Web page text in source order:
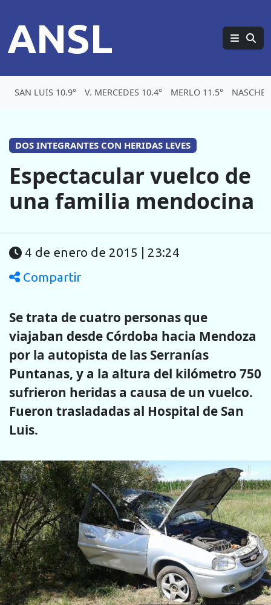
ANSL
SAN LUIS 10.9° V. MERCEDES 10.4° MERLO 11.5°
DOS INTEGRANTES CON HERIDAS LEVES
Espectacular vuelco de
una familia mendocina
4 de enero de 2015 | 23:24
Compartir
Se trata de cuatro personas que
viajaban desde Córdoba hacia Mendoza
por la autopista de las Serranías
Puntanas, y a la altura del kilómetro 750
sufrieron heridas a causa de un vuelco.
Fueron trasladadas al Hospital de San
Luis.